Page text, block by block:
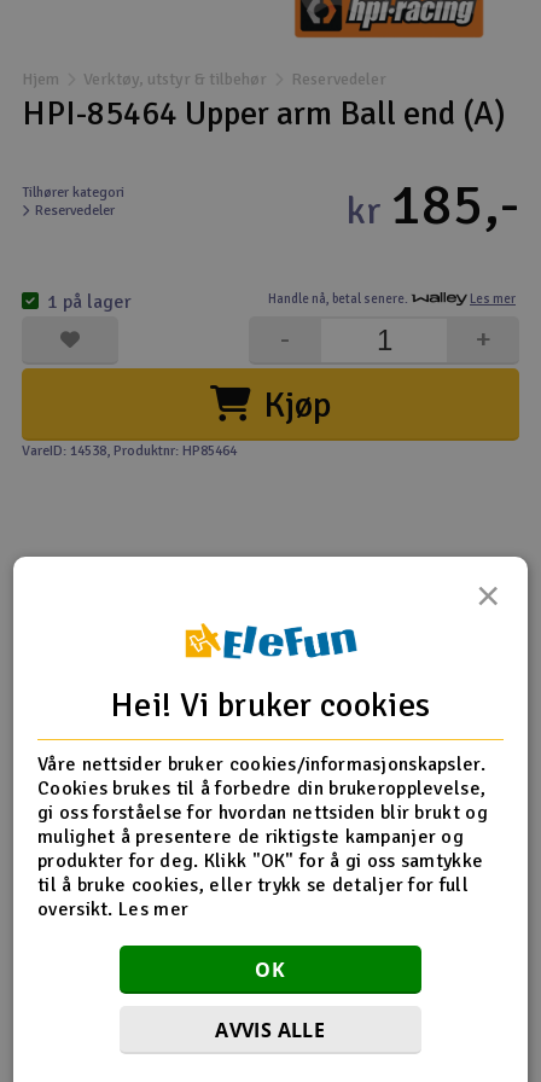
Droner
Fly
Helikopter
Kamerautstyr
Modellbygging, LEGO & byggesett
Modelljernbane
Radioutstyr
Raketter
Smarthjem, lek & hobby
Solenergi
Sparkesykler & elkjøretøy
Verktøy, utstyr & tilbehør
Hjem Verktøy, utstyr & tilbehør Reservedeler
HPI-85464 Upper arm Ball end (A)
Tilhører kategori
Reservedeler
Handle nå, betal senere. Les mer
kr 185,-
Kjøp
+
-
1 på lager
VareID: 14538, Produktnr: HP85464
Produktinformasjon
HPI-85464 Upper arm Ball end (A)
Flere detaljer
Produktet er
forbundet med
HPI Baja 5B Flux SBK 2WD Kit
HPI Baja 5B Gas SBK 2WD KIT
×
Hei! Vi bruker cookies
Våre nettsider bruker cookies/informasjonskapsler.
Cookies brukes til å forbedre din brukeropplevelse,
gi oss forståelse for hvordan nettsiden blir brukt og
mulighet å presentere de riktigste kampanjer og
produkter for deg. Klikk "OK" for å gi oss samtykke
til å bruke cookies, eller trykk se detaljer for full
oversikt. Les mer
OK
AVVIS ALLE